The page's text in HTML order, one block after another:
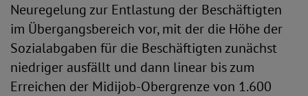
Neuregelung zur Entlastung der Beschäftigten
im Übergangsbereich vor, mit der die Höhe der
Sozialabgaben für die Beschäftigten zunächst
niedriger ausfällt und dann linear bis zum
Erreichen der Midijob-Obergrenze von 1.600